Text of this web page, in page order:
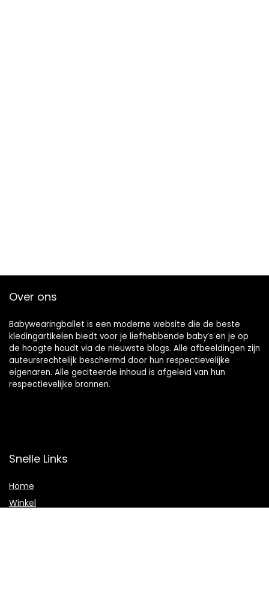
Over ons
Babywearingballet is een moderne website die de beste
kledingartikelen biedt voor je liefhebbende baby’s en je op
de hoogte houdt via de nieuwste blogs. Alle afbeeldingen zijn
auteursrechtelijk beschermd door hun respectievelijke
eigenaren. Alle geciteerde inhoud is afgeleid van hun
respectievelijke bronnen.
Snelle Links
Home
Winkel